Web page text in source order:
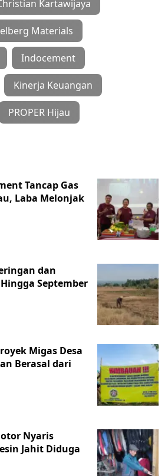
Kartawijaya
Materials
Indocement
Kinerja Keuangan
PROPER Hijau
Tancap Gas
Laba Melonjak
dan
September
Migas Desa
Berasal dari
Nyaris
Jahit Diduga